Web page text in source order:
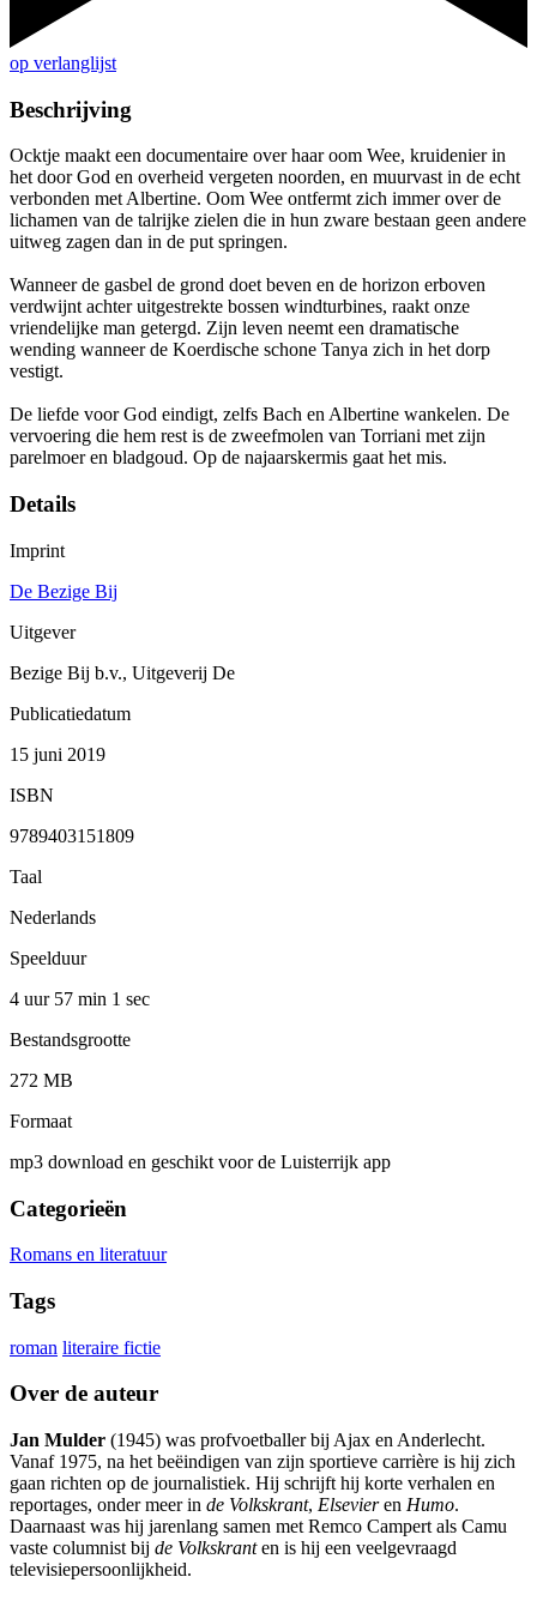
op verlanglijst
Beschrijving
Ocktje maakt een documentaire over haar oom Wee, kruidenier in
het door God en overheid vergeten noorden, en muurvast in de echt
verbonden met Albertine. Oom Wee ontfermt zich immer over de
lichamen van de talrijke zielen die in hun zware bestaan geen andere
uitweg zagen dan in de put springen.
Wanneer de gasbel de grond doet beven en de horizon erboven
verdwijnt achter uitgestrekte bossen windturbines, raakt onze
vriendelijke man getergd. Zijn leven neemt een dramatische
wending wanneer de Koerdische schone Tanya zich in het dorp
vestigt.
De liefde voor God eindigt, zelfs Bach en Albertine wankelen. De
vervoering die hem rest is de zweefmolen van Torriani met zijn
parelmoer en bladgoud. Op de najaarskermis gaat het mis.
Details
Imprint
De Bezige Bij
Uitgever
Bezige Bij b.v., Uitgeverij De
Publicatiedatum
15 juni 2019
ISBN
9789403151809
Taal
Nederlands
Speelduur
4 uur 57 min 1 sec
Bestandsgrootte
272 MB
Formaat
mp3 download en geschikt voor de Luisterrijk app
Categorieën
Romans en literatuur
Tags
roman literaire fictie
Over de auteur
Jan Mulder (1945) was profvoetballer bij Ajax en Anderlecht.
Vanaf 1975, na het beëindigen van zijn sportieve carrière is hij zich
gaan richten op de journalistiek. Hij schrijft hij korte verhalen en
reportages, onder meer in de Volkskrant, Elsevieren Humo.
Daarnaast was hij jarenlang samen met Remco Campert als Camu
vaste columnist bij de Volkskranten is hij een veelgevraagd
televisiepersoonlijkheid.